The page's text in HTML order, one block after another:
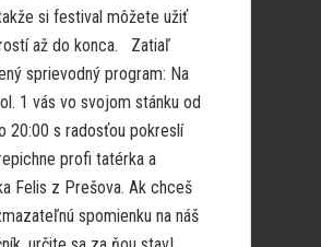
si festival môžete užiť
až do konca. Zatiaľ
sprievodný program: Na
1 vás vo svojom stánku od
20:00 s radosťou pokreslí
profi tatérka a
Felis z Prešova. Ak chceš
spomienku na náš